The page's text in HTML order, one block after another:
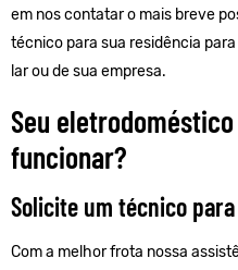
em nos contatar o mais breve
técnico para sua residência
lar ou de sua empresa.
Seu
funcionar?
Solicite um técnico
Com a melhor frota nossa